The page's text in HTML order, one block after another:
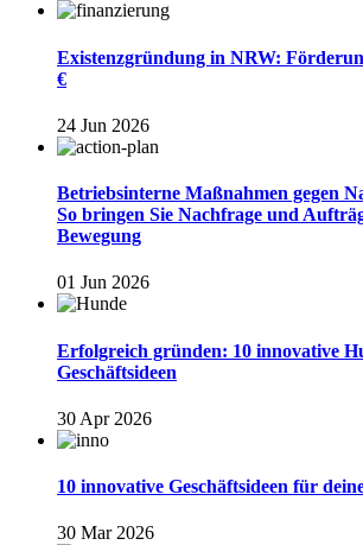
Existenzgründung in NRW:
€
24 Jun 2026
Betriebsinterne Maßnahmen gegen
So bringen Sie Nachfrage und
Bewegung
01 Jun 2026
Erfolgreich gründen: 10 innovative
Geschäftsideen
30 Apr 2026
10 innovative Geschäftsideen für
30 Mar 2026